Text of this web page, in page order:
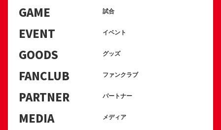
GAME 試合
EVENT イベント
GOODS グッズ
FANCLUB ファンクラブ
PARTNER パートナー
MEDIA メディア